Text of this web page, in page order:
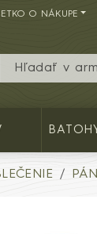
O NÁKUPE
RANGE SK